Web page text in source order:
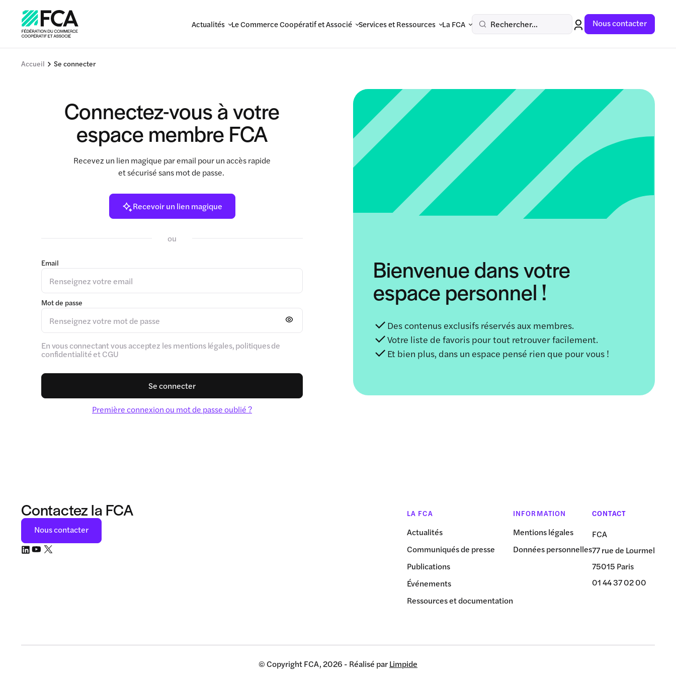
Actualités Le Commerce Coopératif et Associé Services et Ressources La FCA Rechercher... Nous contacter
Accueil Se connecter
Connectez-vous à votre
espace membre FCA
Recevez un lien magique par email pour un accès rapide
et sécurisé sans mot de passe.
Recevoir un lien magique
ou
Email
Mot de passe
En vous connectant vous acceptez les mentions légales, politiques de
confidentialité et CGU
Se connecter
Première connexion ou mot de passe oublié ?
Bienvenue dans votre
espace personnel !
Des contenus exclusifs réservés aux membres.
Votre liste de favoris pour tout retrouver facilement.
Et bien plus, dans un espace pensé rien que pour vous !
Contactez la FCA
Nous contacter
LA FCA
Actualités
Communiqués de presse
Publications
Événements
Ressources et documentation
INFORMATION
Mentions légales
Données personnelles
CONTACT
FCA
77 rue de Lourmel
75015 Paris
01 44 37 02 00
© Copyright FCA, 2026 - Réalisé parLimpide